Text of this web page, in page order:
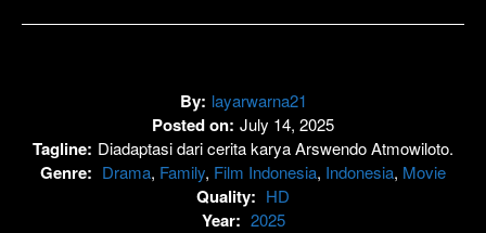
By: layarwarna21
Posted on: July 14, 2025
Tagline: Diadaptasi dari cerita karya Arswendo Atmowiloto.
Genre: Drama, Family, Film Indonesia, Indonesia, Movie
Quality: HD
Year: 2025